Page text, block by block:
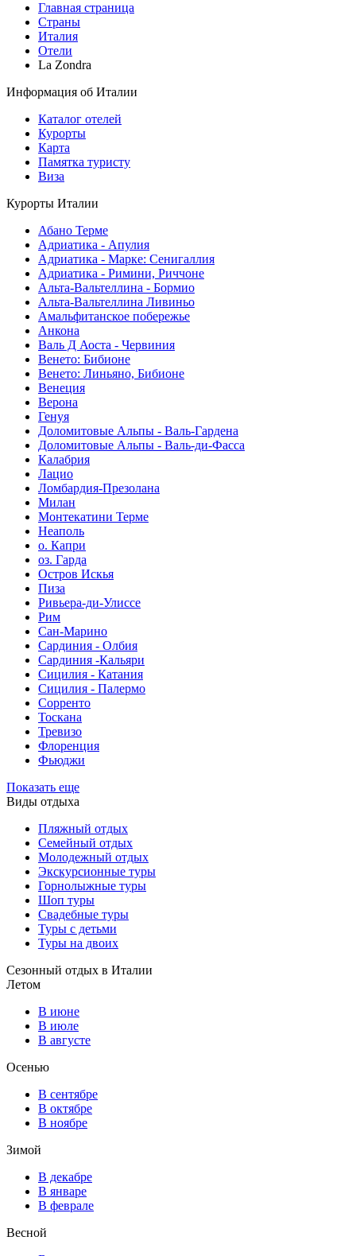
Главная страница
Cтраны
Италия
Отели
La Zondra
Информация об Италии
Каталог отелей
Курорты
Карта
Памятка туристу
Виза
Курорты Италии
Абано Терме
Адриатика - Апулия
Адриатика - Марке: Сенигаллия
Адриатика - Римини, Риччоне
Альта-Вальтеллина - Бормио
Альта-Вальтеллина Ливиньо
Амальфитанское побережье
Анкона
Валь Д Аоста - Червиния
Венето: Бибионе
Венето: Линьяно, Бибионе
Венеция
Верона
Генуя
Доломитовые Альпы - Валь-Гардена
Доломитовые Альпы - Валь-ди-Фасса
Калабрия
Лацио
Ломбардия-Презолана
Милан
Монтекатини Терме
Неаполь
о. Капри
оз. Гарда
Остров Искья
Пиза
Ривьера-ди-Улиссе
Рим
Сан-Марино
Сардиния - Олбия
Сардиния -Кальяри
Сицилия - Катания
Сицилия - Палермо
Сорренто
Тоскана
Тревизо
Флоренция
Фьюджи
Показать еще
Виды отдыха
Пляжный отдых
Семейный отдых
Молодежный отдых
Экскурсионные туры
Горнолыжные туры
Шоп туры
Свадебные туры
Туры с детьми
Туры на двоих
Сезонный отдых в Италии
Летом
В июне
В июле
В августе
Осенью
В сентябре
В октябре
В ноябре
Зимой
В декабре
В январе
В феврале
Весной